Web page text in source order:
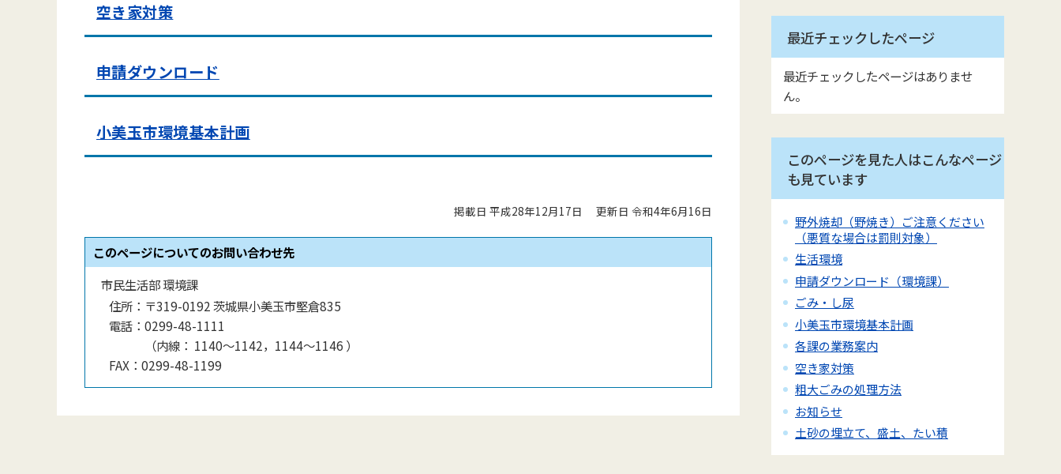
空き家対策
申請ダウンロード
小美玉市環境基本計画
掲載日 平成28年12月17日 更新日 令和4年6月16日
このページについてのお問い合わせ先
市民生活部 環境課
住所： 〒319-0192 茨城県小美玉市堅倉835
電話： 0299-48-1111
（内線 ： 1140〜1142，1144〜1146 ）
FAX： 0299-48-1199
最近チェックしたページ
最近チェックしたページはありませ
ん。
このページを見た人はこんなページ
も見ています
野外焼却（野焼き）ご注意ください
（悪質な場合は罰則対象）
生活環境
申請ダウンロード（環境課）
ごみ・し尿
小美玉市環境基本計画
各課の業務案内
空き家対策
粗大ごみの処理方法
お知らせ
土砂の埋立て、盛土、たい積